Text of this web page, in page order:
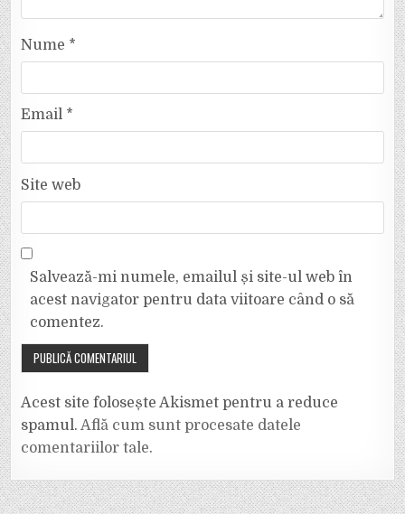
Nume *
Email *
Site web
Salvează-mi numele, emailul și site-ul web în
acest navigator pentru data viitoare când o să
comentez.
Acest site folosește Akismet pentru a reduce
spamul.Află cum sunt procesate datele
comentariilor tale.